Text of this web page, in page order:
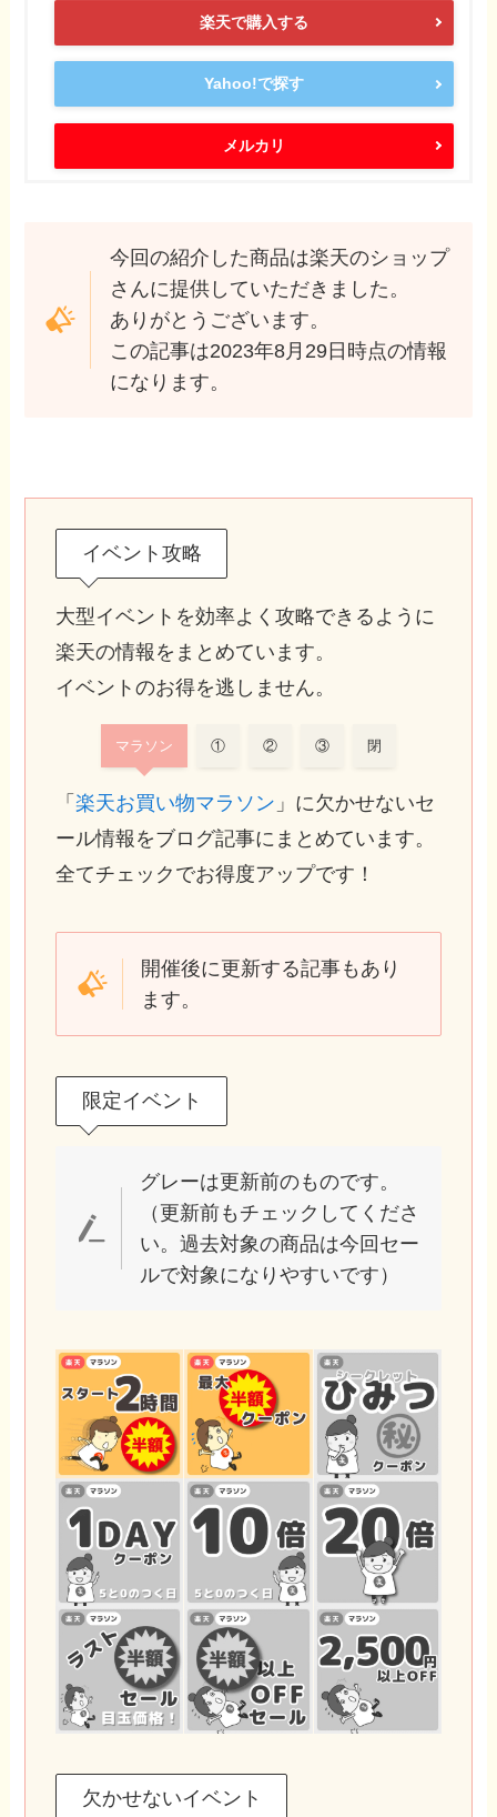
楽天で購入する
Yahoo!で探す
メルカリ
今回の紹介した商品は楽天のショップ
さんに提供していただきました。
ありがとうございます。
この記事は2023年8月29日時点の情報
になります。
イベント攻略
大型イベントを効率よく攻略できるように
楽天の情報をまとめています。
イベントのお得を逃しません。
マラソン ① ② ③ 閉
「楽天お買い物マラソン 」に欠かせないセ
ール情報をブログ記事にまとめています。
全てチェックでお得度アップです！
開催後に更新する記事もあり
ます。
限定イベント
グレーは更新前のものです。
（更新前もチェックしてくださ
い。過去対象の商品は今回セー
ルで対象になりやすいです）
欠かせないイベント